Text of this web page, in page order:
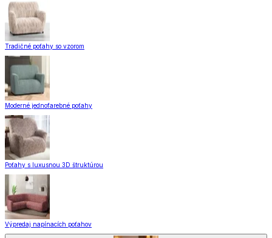
Tradičné poťahy so vzorom
Moderné jednofarebné poťahy
Poťahy s luxusnou 3D štruktúrou
Výpredaj napínacích poťahov